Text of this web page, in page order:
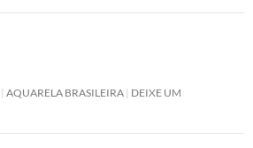
AQUARELA BRASILEIRA DEIXE UM